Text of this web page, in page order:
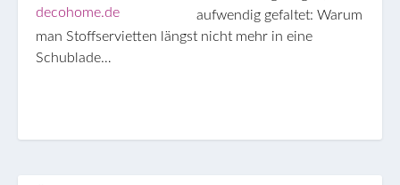
aufwendig gefaltet: Warum
man Stoffservietten längst nicht mehr in eine
Schublade…